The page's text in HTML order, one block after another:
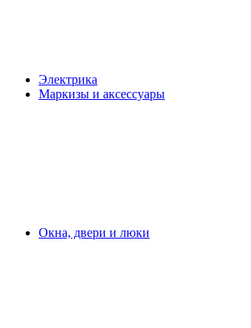
Электрика
Маркизы и аксессуары
Окна, двери и люки